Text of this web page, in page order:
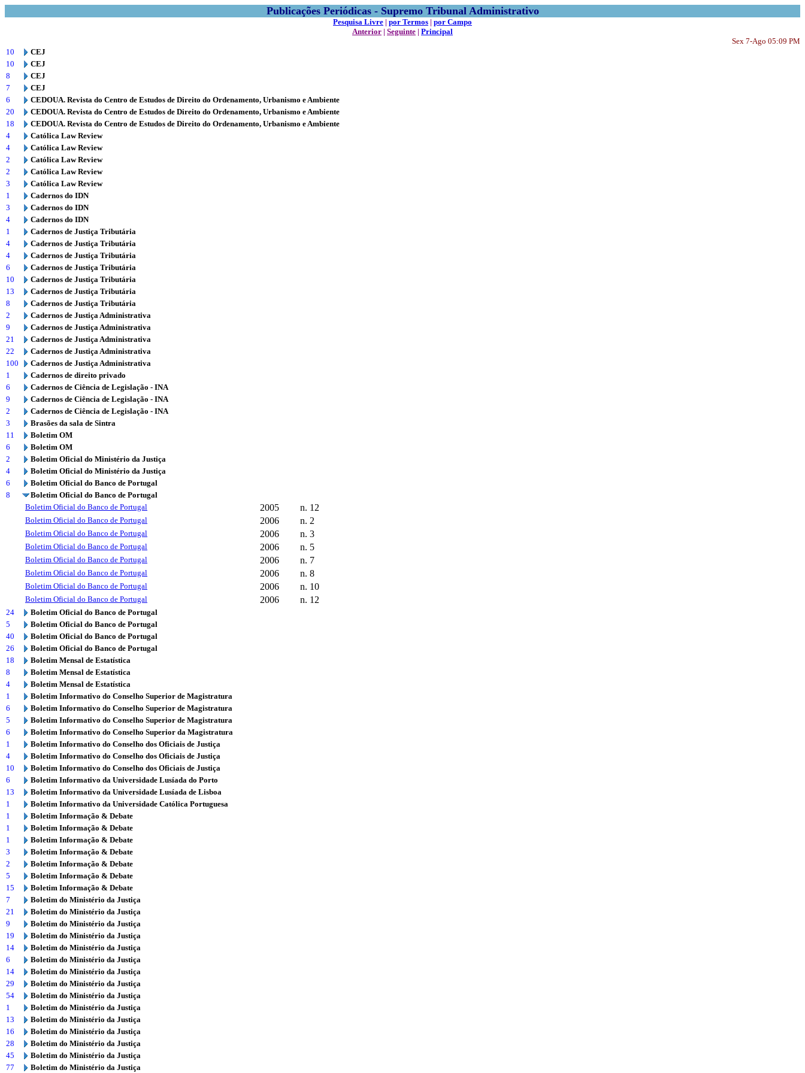
Publicações Periódicas - Supremo Tribunal Administrativo
Pesquisa Livre | por Termos | por Campo
Anterior | Seguinte | Principal
Sex 7-Ago 05:09 PM
10
CEJ
10
CEJ
8
CEJ
7
CEJ
6
CEDOUA. Revista do Centro de Estudos de Direito do Ordenamento, Urbanismo e Ambiente
20
CEDOUA. Revista do Centro de Estudos de Direito do Ordenamento, Urbanismo e Ambiente
18
CEDOUA. Revista do Centro de Estudos de Direito do Ordenamento, Urbanismo e Ambiente
4
Católica Law Review
4
Católica Law Review
2
Católica Law Review
2
Católica Law Review
3
Católica Law Review
1
Cadernos do IDN
3
Cadernos do IDN
4
Cadernos do IDN
1
Cadernos de Justiça Tributária
4
Cadernos de Justiça Tributária
4
Cadernos de Justiça Tributária
6
Cadernos de Justiça Tributária
10
Cadernos de Justiça Tributária
13
Cadernos de Justiça Tributária
8
Cadernos de Justiça Tributária
2
Cadernos de Justiça Administrativa
9
Cadernos de Justiça Administrativa
21
Cadernos de Justiça Administrativa
22
Cadernos de Justiça Administrativa
100
Cadernos de Justiça Administrativa
1
Cadernos de direito privado
6
Cadernos de Ciência de Legislação - INA
9
Cadernos de Ciência de Legislação - INA
2
Cadernos de Ciência de Legislação - INA
3
Brasões da sala de Sintra
11
Boletim OM
6
Boletim OM
2
Boletim Oficial do Ministério da Justiça
4
Boletim Oficial do Ministério da Justiça
6
Boletim Oficial do Banco de Portugal
8
Boletim Oficial do Banco de Portugal
Boletim Oficial do Banco de Portugal
2005 n. 12
Boletim Oficial do Banco de Portugal 2006 n. 2
Boletim Oficial do Banco de Portugal 2006 n. 3
Boletim Oficial do Banco de Portugal 2006 n. 5
Boletim Oficial do Banco de Portugal 2006 n. 7
Boletim Oficial do Banco de Portugal 2006 n. 8
Boletim Oficial do Banco de Portugal 2006 n. 10
Boletim Oficial do Banco de Portugal 2006 n. 12
24
Boletim Oficial do Banco de Portugal
5
Boletim Oficial do Banco de Portugal
40
Boletim Oficial do Banco de Portugal
26
Boletim Oficial do Banco de Portugal
18
Boletim Mensal de Estatística
8
Boletim Mensal de Estatística
4
Boletim Mensal de Estatística
1
Boletim Informativo do Conselho Superior de Magistratura
6
Boletim Informativo do Conselho Superior de Magistratura
5
Boletim Informativo do Conselho Superior de Magistratura
6
Boletim Informativo do Conselho Superior da Magistratura
1
Boletim Informativo do Conselho dos Oficiais de Justiça
4
Boletim Informativo do Conselho dos Oficiais de Justiça
10
Boletim Informativo do Conselho dos Oficiais de Justiça
6
Boletim Informativo da Universidade Lusíada do Porto
13
Boletim Informativo da Universidade Lusíada de Lisboa
1
Boletim Informativo da Universidade Católica Portuguesa
1
Boletim Informação & Debate
1
Boletim Informação & Debate
1
Boletim Informação & Debate
3
Boletim Informação & Debate
2
Boletim Informação & Debate
5
Boletim Informação & Debate
15
Boletim Informação & Debate
7
Boletim do Ministério da Justiça
21
Boletim do Ministério da Justiça
9
Boletim do Ministério da Justiça
19
Boletim do Ministério da Justiça
14
Boletim do Ministério da Justiça
6
Boletim do Ministério da Justiça
14
Boletim do Ministério da Justiça
29
Boletim do Ministério da Justiça
54
Boletim do Ministério da Justiça
1
Boletim do Ministério da Justiça
13
Boletim do Ministério da Justiça
16
Boletim do Ministério da Justiça
28
Boletim do Ministério da Justiça
45
Boletim do Ministério da Justiça
77
Boletim do Ministério da Justiça